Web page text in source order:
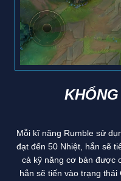
Mỗi kĩ năng Rumble sử
đạt đến 50 Nhiệt, hắn sẽ
cả kỹ năng cơ bản được
hắn sẽ tiến vào trạng